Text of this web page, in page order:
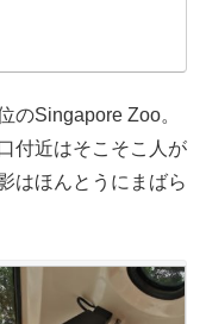
のSingapore Zoo。
付近はそこそこ人が
はほんとうにまばら